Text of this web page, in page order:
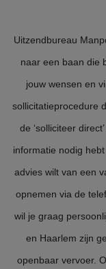
Uitzendbureau
naar een baan die
jouw wensen en
sollicitatieprocedure
de ‘solliciteer
informatie nodig
advies wilt van een
opnemen via de
wil je graag
en Haarlem zijn
openbaar vervoer.